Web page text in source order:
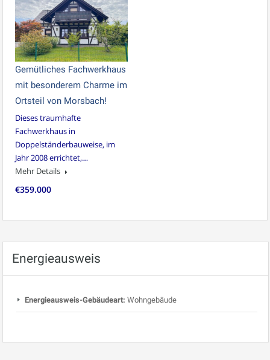
Gemütliches Fachwerkhaus
mit besonderem Charme im
Ortsteil von Morsbach!
Dieses traumhafte
Fachwerkhaus in
Doppelständerbauweise, im
Jahr 2008 errichtet,…
Mehr Details
€359.000
Energieausweis
Energieausweis-Gebäudeart: Wohngebäude